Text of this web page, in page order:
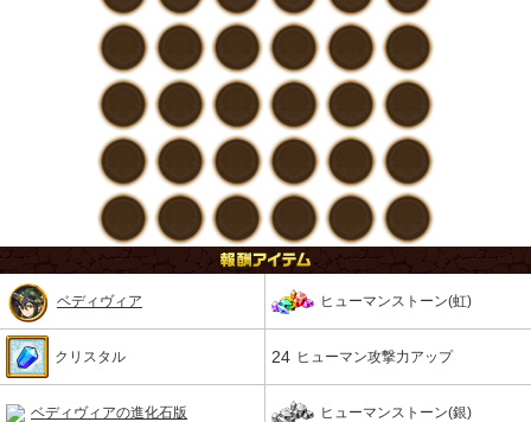
ベディヴィア ヒューマンストーン(虹)
クリスタル 24 ヒューマン攻撃力アップ
ベディヴィアの進化石版 ヒューマンストーン(銀)